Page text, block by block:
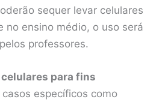
sequer levar celulares
no ensino médio, o uso será
professores.
para fins
específicos como